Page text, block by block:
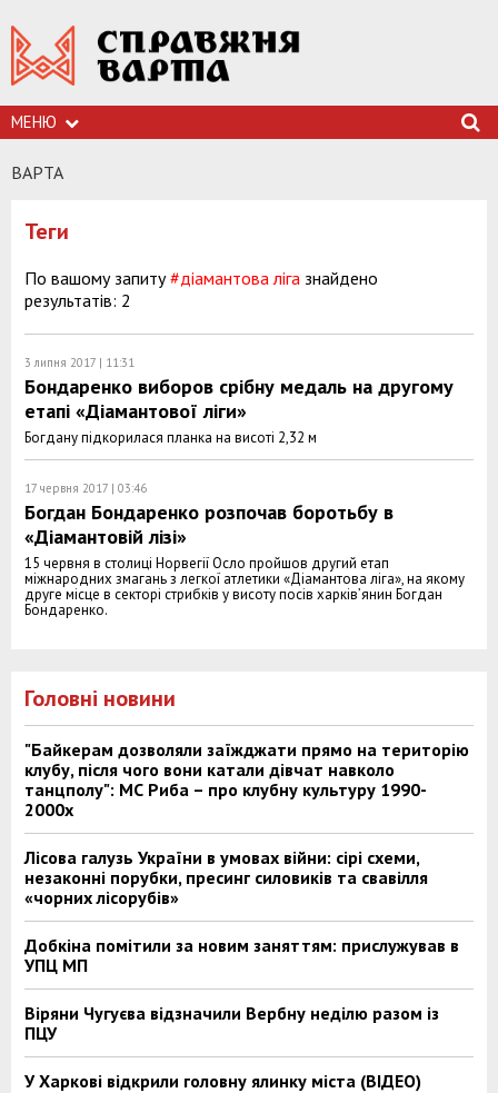
МЕНЮ
ВАРТА
Теги
По вашому запиту#діамантова ліга знайдено
результатів: 2
3 липня 2017 | 11:31
Бондаренко виборов срібну медаль на другому
етапі «Діамантової ліги»
Богдану підкорилася планка на висоті 2,32 м
17 червня 2017 | 03:46
Богдан Бондаренко розпочав боротьбу в
«Діамантовій лізі»
15 червня в столиці Норвегії Осло пройшов другий етап
міжнародних змагань з легкої атлетики «Діамантова ліга», на якому
друге місце в секторі стрибків у висоту посів харків’янин Богдан
Бондаренко.
Головні новини
"Байкерам дозволяли заїжджати прямо на територію
клубу, після чого вони катали дівчат навколо
танцполу": МС Риба – про клубну культуру 1990-
2000х
Лісова галузь України в умовах війни: сірі схеми,
незаконні порубки, пресинг силовиків та свавілля
«чорних лісорубів»
Добкіна помітили за новим заняттям: прислужував в
УПЦ МП
Віряни Чугуєва відзначили Вербну неділю разом із
ПЦУ
У Харкові відкрили головну ялинку міста (ВІДЕО)